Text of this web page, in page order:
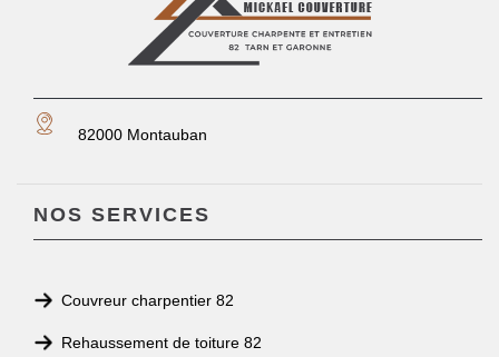
82000 Montauban
NOS SERVICES
Couvreur charpentier 82
Rehaussement de toiture 82